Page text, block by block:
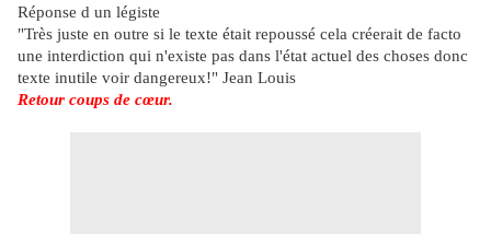
Réponse d un légiste
"Très juste en outre si le texte était repoussé cela créerait de facto
une interdiction qui n'existe pas dans l'état actuel des choses donc
texte inutile voir dangereux!" Jean Louis
Retour coups de cœur.